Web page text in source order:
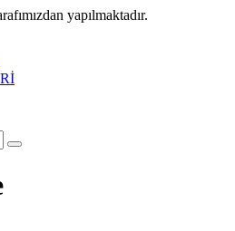
yapılmaktadır.